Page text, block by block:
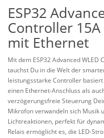
ESP32
Controller 15A
mit Ethernet
Mit dem ESP32 Advanced WLED
tauchst Du in die Welt der
leistungsstarke Controller
einen Ethernet-Anschluss als
verzögerungsfreie Steuerung
Mikrofon verwandeln sich Musik
Lichtreaktionen, perfekt für
Relais ermöglicht es, die LED-